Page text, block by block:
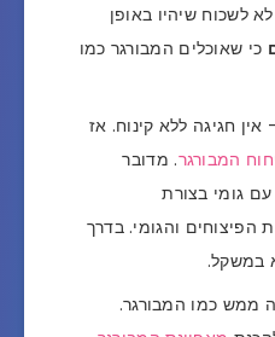
לשכוח שיהיו באופן
כי שאוכלים המבורגר כמו
חגיגה ללא קינוח. אז
המבורגר. מדובר
גומי בצורת
הפיצוחים והגומי. בדרך
במשקל.
ממש כמו המבורגר.